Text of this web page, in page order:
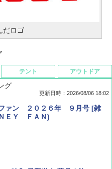
だロゴ
グ
更新日時：2026/08/06 18:02
ァン ２０２６年 ９月号 [雑
ＥＹ ＦＡＮ)
テント アウトドア